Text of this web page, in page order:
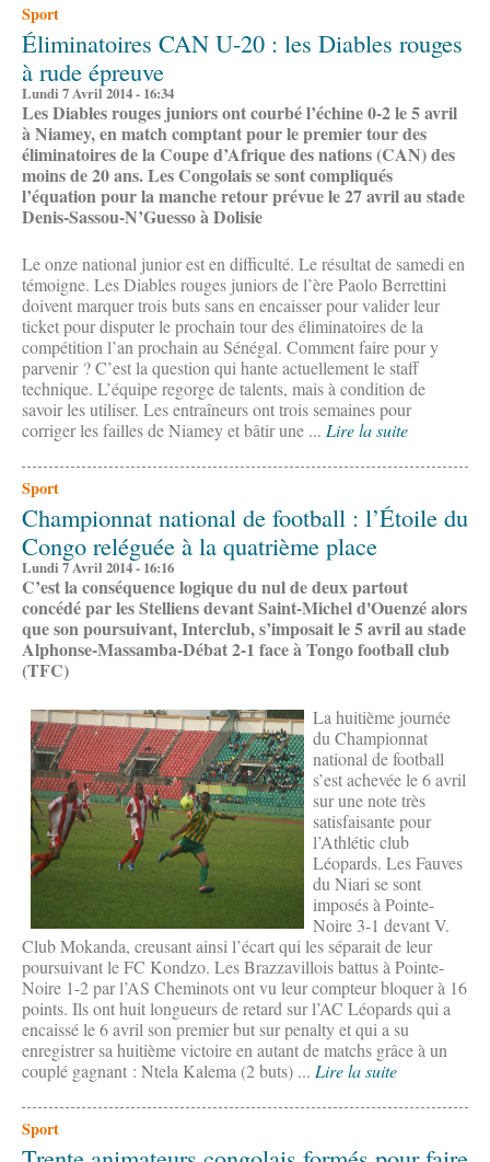
Sport
Éliminatoires CAN U-20 : les Diables rouges
à rude épreuve
Lundi 7 Avril 2014 - 16:34
Les Diables rouges juniors ont courbé l’échine 0-2 le 5 avril
à Niamey, en match comptant pour le premier tour des
éliminatoires de la Coupe d’Afrique des nations (CAN) des
moins de 20 ans. Les Congolais se sont compliqués
l’équation pour la manche retour prévue le 27 avril au stade
Denis-Sassou-N’Guesso à Dolisie
Le onze national junior est en difficulté. Le résultat de samedi en
témoigne. Les Diables rouges juniors de l’ère Paolo Berrettini
doivent marquer trois buts sans en encaisser pour valider leur
ticket pour disputer le prochain tour des éliminatoires de la
compétition l’an prochain au Sénégal. Comment faire pour y
parvenir ? C’est la question qui hante actuellement le staff
technique. L’équipe regorge de talents, mais à condition de
savoir les utiliser. Les entraîneurs ont trois semaines pour
corriger les failles de Niamey et bâtir une ... Lire la suite
Sport
Championnat national de football : l’Étoile du
Congo reléguée à la quatrième place
Lundi 7 Avril 2014 - 16:16
C’est la conséquence logique du nul de deux partout
concédé par les Stelliens devant Saint-Michel d'Ouenzé alors
que son poursuivant, Interclub, s’imposait le 5 avril au stade
Alphonse-Massamba-Débat 2-1 face à Tongo football club
(TFC)
La huitième journée
du Championnat
national de football
s’est achevée le 6 avril
sur une note très
satisfaisante pour
l’Athlétic club
Léopards. Les Fauves
du Niari se sont
imposés à Pointe-
Noire 3-1 devant V.
Club Mokanda, creusant ainsi l’écart qui les séparait de leur
poursuivant le FC Kondzo. Les Brazzavillois battus à Pointe-
Noire 1-2 par l’AS Cheminots ont vu leur compteur bloquer à 16
points. Ils ont huit longueurs de retard sur l’AC Léopards qui a
encaissé le 6 avril son premier but sur penalty et qui a su
enregistrer sa huitième victoire en autant de matchs grâce à un
couplé gagnant : Ntela Kalema (2 buts) ... Lire la suite
Sport